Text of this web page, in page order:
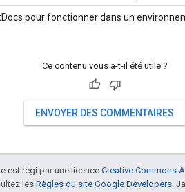
pour fonctionner dans un
Ce contenu vous a-t-il été utile ?
ENVOYER DES COMMENTAIRES
est régi par une licence Creative Commons
lesRègles du site Google Developers.